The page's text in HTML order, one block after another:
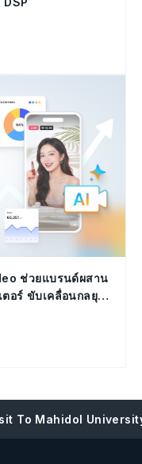
ช่วยแบรนด์ผสาน
ลยุทธ์
To Mahidol